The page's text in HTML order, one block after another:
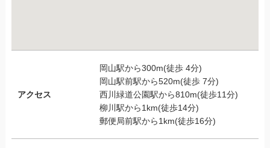
アクセス
岡山駅から300m(徒歩 4分)
岡山駅前駅から520m(徒歩 7分)
西川緑道公園駅から810m(徒歩11分)
柳川駅から1km(徒歩14分)
郵便局前駅から1km(徒歩16分)